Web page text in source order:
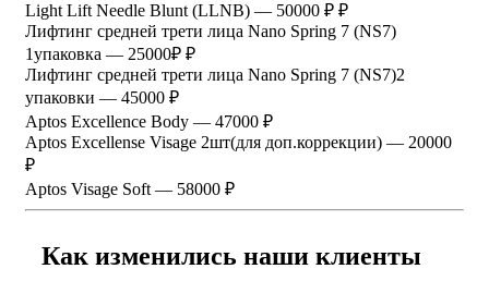
Light Lift Needle Blunt (LLNB) — 50000 ₽ ₽
Лифтинг средней трети лица Nano Spring 7 (NS7)
1упаковка — 25000₽ ₽
Лифтинг средней трети лица Nano Spring 7 (NS7)2
упаковки — 45000 ₽
Aptos Excellence Body — 47000 ₽
Aptos Excellense Visage 2шт(для доп.коррекции) — 20000
₽
Aptos Visage Soft — 58000 ₽
Как изменились наши клиенты